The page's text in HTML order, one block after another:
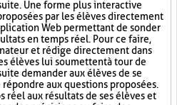
Une forme plus interactive
par les élèves directement
Web permettant de sonder
en temps réel. Pour ce faire,
et rédige directement dans
élèves lui soumettent à tour de
demander aux élèves de se
aux questions proposées.
réel aux résultats de ses élèves et